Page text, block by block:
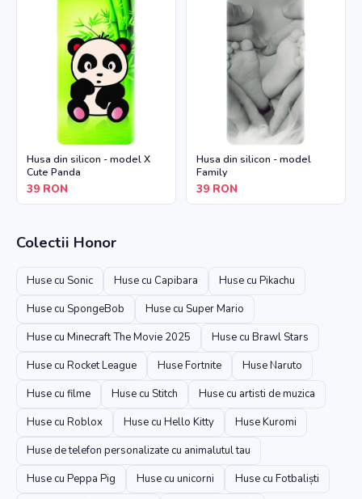
Husa din silicon - model X
Cute Panda
39 RON
Husa din silicon - model
Family
39 RON
Colectii Honor
Huse cu Sonic Huse cu Capibara
Huse cu Pikachu
Huse cu SpongeBob
Huse cu Super Mario
Huse cu Minecraft The Movie 2025
Huse cu Brawl Stars
Huse cu Rocket League
Huse Fortnite
Huse Naruto
Huse cu filme
Huse cu Stitch
Huse cu artisti de muzica
Huse cu Roblox
Huse cu Hello Kitty
Huse Kuromi
Huse de telefon personalizate cu animalutul tau
Huse cu Peppa Pig
Huse cu unicorni
Huse cu Fotbaliști